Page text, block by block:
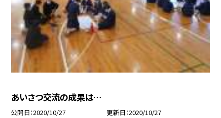
あいさつ交流の成果は…
公開日 2020/10/27 更新日 2020/10/27